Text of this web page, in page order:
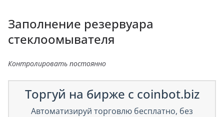
Заполнение резервуара
стеклоомывателя
Контролировать постоянно
Торгуй на бирже с coinbot.biz
Автоматизируй торговлю бесплатно, без